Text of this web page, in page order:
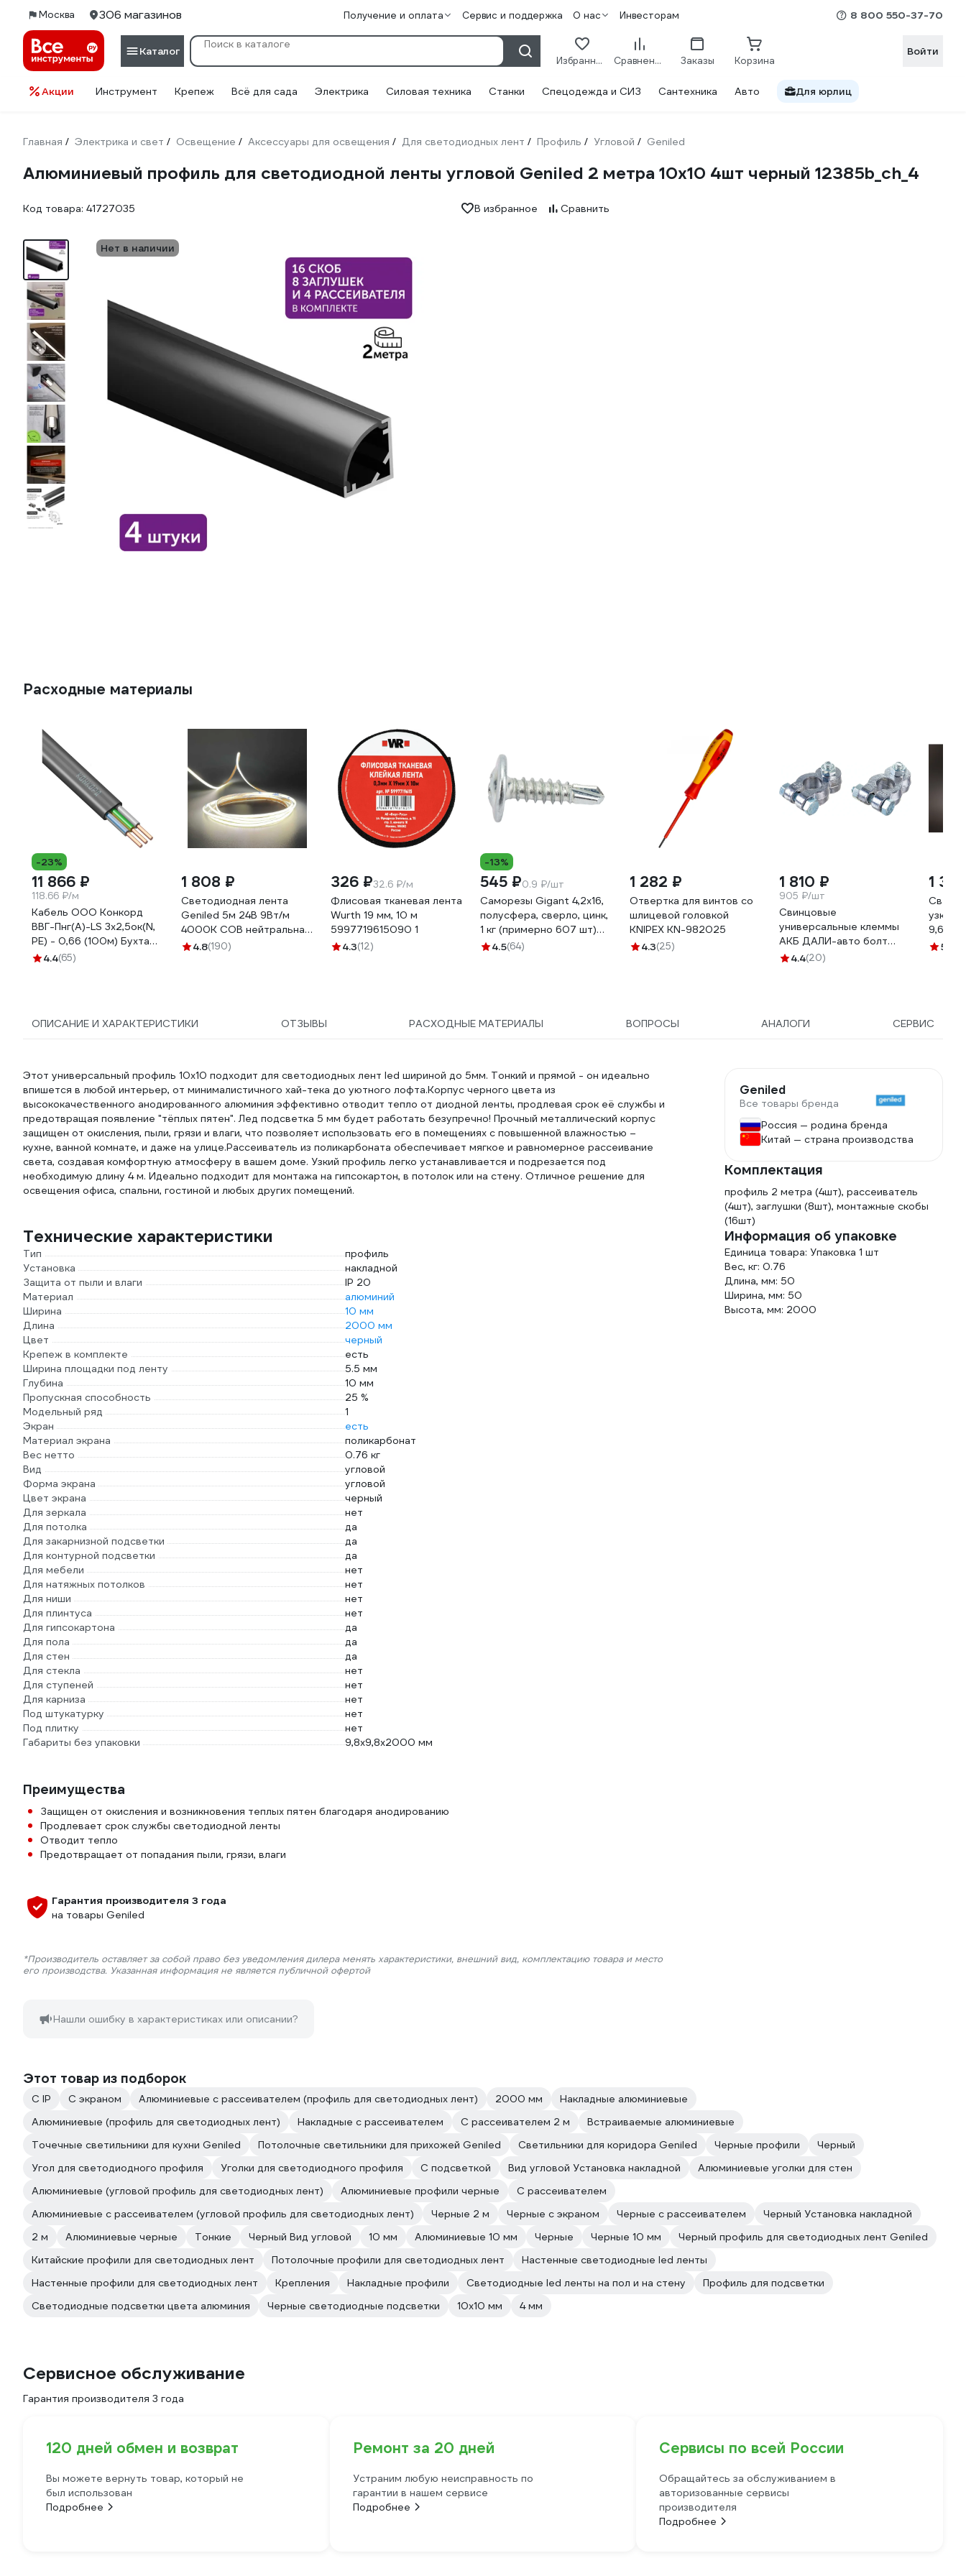
Москва 306 магазинов Получение и оплата Сервис и поддержка О нас Инвесторам 8 800 550-37-70
Каталог
Избранное Сравнение Заказы Корзина
Войти
Акции Инструмент Крепеж Всё для сада Электрика Силовая техника Станки Спецодежда и СИЗ Сантехника Авто Для юрлиц
Главная / Электрика и свет / Освещение / Аксессуары для освещения / Для светодиодных лент / Профиль / Угловой / Geniled
Алюминиевый профиль для светодиодной ленты угловой Geniled 2 метра 10х10 4шт черный 12385b_ch_4
Код товара: 41727035 В избранное Сравнить
Нет в наличии
Расходные материалы
-23%
11 866 ₽
118.66 ₽/м
Кабель ООО Конкорд
ВВГ-Пнг(А)-LS 3x2,5ок(N,
PE) - 0,66 (100м) Бухта
100м 4663
4.4(65)
1 808 ₽
Светодиодная лента
Geniled 5м 24В 9Вт/м
4000К COB нейтральная
дневная подсветка 320
4.8(190)
326 ₽32.6 ₽/м
Флисовая тканевая лента
Wurth 19 мм, 10 м
5997719615090 1
4.3(12)
-13%
545 ₽0.9 ₽/шт
Саморезы Gigant 4,2x16,
полусфера, сверло, цинк,
1 кг (примерно 607 шт)
123574
4.5(64)
1 282 ₽
Отвертка для винтов со
шлицевой головкой
KNIPEX KN-982025
4.3(25)
1 810 ₽
905 ₽/шт
Свинцовые
универсальные клеммы
АКБ ДАЛИ-авто болт
сверху DA-02532
4.4(20)
1
узкая
5
ОПИСАНИЕ И ХАРАКТЕРИСТИКИ ОТЗЫВЫ РАСХОДНЫЕ МАТЕРИАЛЫ ВОПРОСЫ АНАЛОГИ СЕРВИС
Этот универсальный профиль 10х10 подходит для светодиодных лент led шириной до 5мм. Тонкий и прямой - он идеально
впишется в любой интерьер, от минималистичного хай-тека до уютного лофта.Корпус черного цвета из
высококачественного анодированного алюминия эффективно отводит тепло от диодной ленты, продлевая срок её службы и
предотвращая появление "тёплых пятен". Лед подсветка 5 мм будет работать безупречно! Прочный металлический корпус
защищен от окисления, пыли, грязи и влаги, что позволяет использовать его в помещениях с повышенной влажностью –
кухне, ванной комнате, и даже на улице.Рассеиватель из поликарбоната обеспечивает мягкое и равномерное рассеивание
света, создавая комфортную атмосферу в вашем доме. Узкий профиль легко устанавливается и подрезается под
необходимую длину 4 м. Идеально подходит для монтажа на гипсокартон, в потолок или на стену. Отличное решение для
освещения офиса, спальни, гостиной и любых других помещений.
Технические характеристики
Тип
профиль
Установка
накладной
Защита от пыли и влаги
IP 20
Материал
алюминий
Ширина
10 мм
Длина
2000 мм
Цвет
черный
Крепеж в комплекте
есть
Ширина площадки под ленту
5.5 мм
Глубина
10 мм
Пропускная способность
25 %
Модельный ряд
1
Экран
есть
Материал экрана
поликарбонат
Вес нетто
0.76 кг
Вид
угловой
Форма экрана
угловой
Цвет экрана
черный
Для зеркала
нет
Для потолка
да
Для закарнизной подсветки
да
Для контурной подсветки
да
Для мебели
нет
Для натяжных потолков
нет
Для ниши
нет
Для плинтуса
нет
Для гипсокартона
да
Для пола
да
Для стен
да
Для стекла
нет
Для ступеней
нет
Для карниза
нет
Под штукатурку
нет
Под плитку
нет
Габариты без упаковки
9,8х9,8х2000 мм
Преимущества
Защищен от окисления и возникновения теплых пятен благодаря анодированию
Продлевает срок службы светодиодной ленты
Отводит тепло
Предотвращает от попадания пыли, грязи, влаги
Гарантия производителя 3 года
на товары Geniled
*Производитель оставляет за собой право без уведомления дилера менять характеристики, внешний вид, комплектацию товара и место
его производства. Указанная информация не является публичной офертой
Нашли ошибку в характеристиках или описании?
Geniled
Все товары бренда
Россия — родина бренда
Китай — страна производства
Комплектация
профиль 2 метра (4шт), рассеиватель
(4шт), заглушки (8шт), монтажные скобы
(16шт)
Информация об упаковке
Единица товара: Упаковка 1 шт
Вес, кг: 0.76
Длина, мм: 50
Ширина, мм: 50
Высота, мм: 2000
Этот товар из подборок
С IP С экраном Алюминиевые с рассеивателем (профиль для светодиодных лент) 2000 мм
Накладные алюминиевые
Алюминиевые (профиль для светодиодных лент)
Накладные с рассеивателем С рассеивателем 2 м
Встраиваемые алюминиевые
Точечные светильники для кухни Geniled
Потолочные светильники для прихожей Geniled Светильники для коридора Geniled Черные профили
Черный
Угол для светодиодного профиля
Уголки для светодиодного профиля С подсветкой Вид угловой Установка накладной
Алюминиевые уголки для стен
Алюминиевые (угловой профиль для светодиодных лент)
Алюминиевые профили черные
С рассеивателем
Алюминиевые с рассеивателем (угловой профиль для светодиодных лент)
Черные 2 м Черные с экраном Черные с рассеивателем
Черный Установка накладной
2 м
Алюминиевые черные Тонкие Черный Вид угловой 10 мм Алюминиевые 10 мм Черные Черные 10 мм
Черный профиль для светодиодных лент Geniled
Китайские профили для светодиодных лент
Потолочные профили для светодиодных лент
Настенные светодиодные led ленты
Настенные профили для светодиодных лент
Крепления Накладные профили Светодиодные led ленты на пол и на стену
Профиль для подсветки
Светодиодные подсветки цвета алюминия
Черные светодиодные подсветки 10х10 мм 4 мм
Сервисное обслуживание
Гарантия производителя 3 года
120 дней обмен и возврат
Вы можете вернуть товар, который не
был использован
Подробнее
Ремонт за 20 дней
Устраним любую неисправность по
гарантии в нашем сервисе
Подробнее
Сервисы по всей России
Обращайтесь за обслуживанием в
авторизованные сервисы
производителя
Подробнее